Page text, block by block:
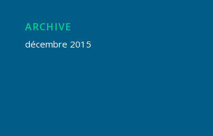
ARCHIVE
décembre 2015